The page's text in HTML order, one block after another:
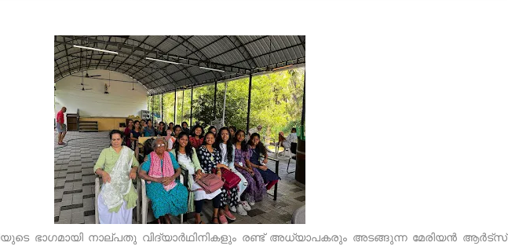
ഭാഗമായി നാല്പതു വിദ്യാർഥിനികളും രണ്ട് അധ്യാപകരും അടങ്ങുന്ന മേരിയൻ ആർട്സ്